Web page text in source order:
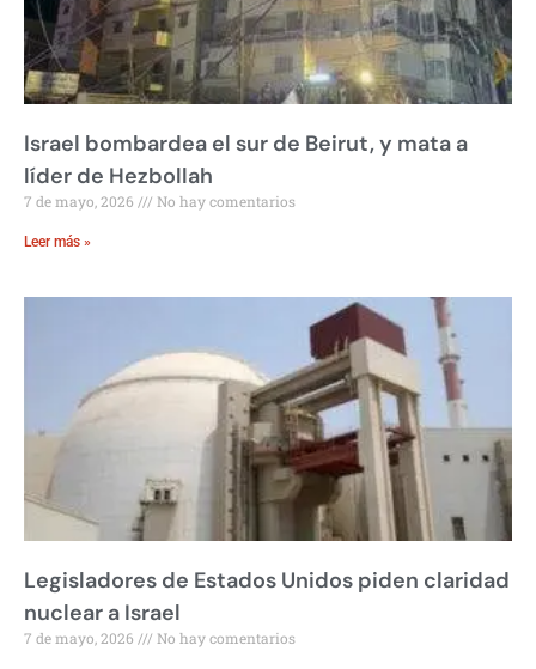
Israel bombardea el sur de Beirut, y mata a
líder de Hezbollah
7 de mayo, 2026 No hay comentarios
Leer más »
Legisladores de Estados Unidos piden claridad
nuclear a Israel
7 de mayo, 2026 No hay comentarios